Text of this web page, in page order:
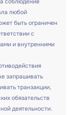
любой
быть ограничен
с
и внутренними
запрашивать
транзакции,
обязательств
деятельности.